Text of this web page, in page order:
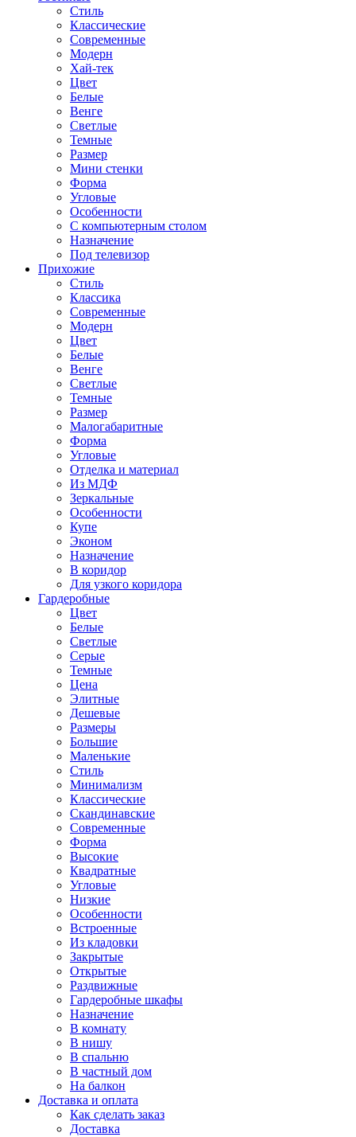
Стиль
Классические
Современные
Модерн
Хай-тек
Цвет
Белые
Венге
Светлые
Темные
Размер
Мини стенки
Форма
Угловые
Особенности
С компьютерным столом
Назначение
Под телевизор
Прихожие
Стиль
Классика
Современные
Модерн
Цвет
Белые
Венге
Светлые
Темные
Размер
Малогабаритные
Форма
Угловые
Отделка и материал
Из МДФ
Зеркальные
Особенности
Купе
Эконом
Назначение
В коридор
Для узкого коридора
Гардеробные
Цвет
Белые
Светлые
Серые
Темные
Цена
Элитные
Дешевые
Размеры
Большие
Маленькие
Стиль
Минимализм
Классические
Скандинавские
Современные
Форма
Высокие
Квадратные
Угловые
Низкие
Особенности
Встроенные
Из кладовки
Закрытые
Открытые
Раздвижные
Гардеробные шкафы
Назначение
В комнату
В нишу
В спальню
В частный дом
На балкон
Доставка и оплата
Как сделать заказ
Доставка